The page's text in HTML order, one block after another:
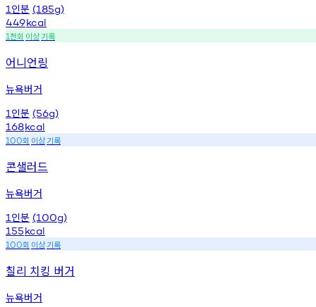
1 인분 (185g)
449kcal
1천회 이상기록
어니언링
뉴욕버거
1 인분 (56g)
168kcal
100회 이상기록
콘샐러드
뉴욕버거
1 인분 (100g)
155kcal
100회 이상기록
칠리 치킹 버거
뉴욕버거